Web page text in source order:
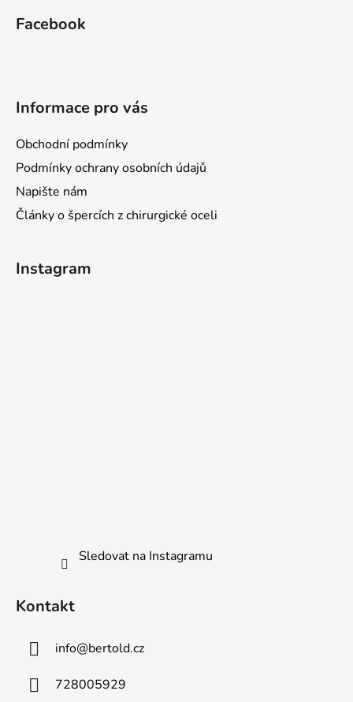
Facebook
Informace pro vás
Obchodní podmínky
Podmínky ochrany osobních údajů
Napište nám
Články o špercích z chirurgické oceli
Instagram
Sledovat na Instagramu
Kontakt
info@bertold.cz
728005929